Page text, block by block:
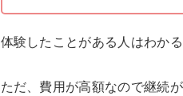
体験したことがある人はわか
ただ、費用が高額なので継続が